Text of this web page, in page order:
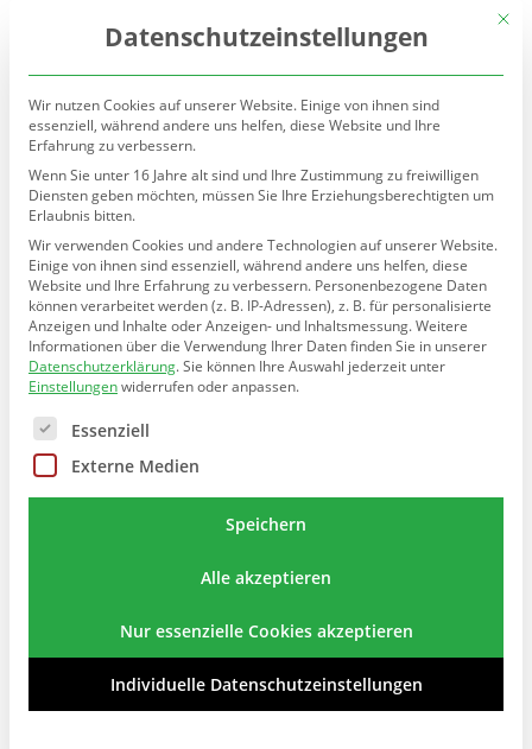
Seite wählen
Jüdisch-interkulturelles
Puppentheater Bubales zu
Gast
von
Am 9. Dezember war das jüdisch-
interkulturelle Puppentheater Bubales mit
Schweinchen Babett, Shlomo und seine
Mit
Datenschutzeinstellungen
Wir nutzen Cookies auf unserer Website. Einige von ihnen sind
essenziell, während andere uns helfen, diese Website und Ihre
Erfahrung zu verbessern.
Wenn Sie unter 16 Jahre alt sind und Ihre Zustimmung zu freiwilligen
Diensten geben möchten, müssen Sie Ihre Erziehungsberechtigten um
Erlaubnis bitten.
Wir verwenden Cookies und andere Technologien auf unserer Website.
Einige von ihnen sind essenziell, während andere uns helfen, diese
Website und Ihre Erfahrung zu verbessern. Personenbezogene Daten
können verarbeitet werden (z. B. IP-Adressen), z. B. für personalisierte
Anzeigen und Inhalte oder Anzeigen- und Inhaltsmessung.Weitere
Informationen über die Verwendung Ihrer Daten finden Sie in unserer
Datenschutzerklärung.Sie können Ihre Auswahl jederzeit unter
Einstellungenwiderrufen oder anpassen.
Es folgt eine Liste der Service-Gruppen, für die eine
Essenziell
Externe Medien
Speichern
Alle akzeptieren
Nur essenzielle Cookies akzeptieren
Individuelle Datenschutzeinstellungen